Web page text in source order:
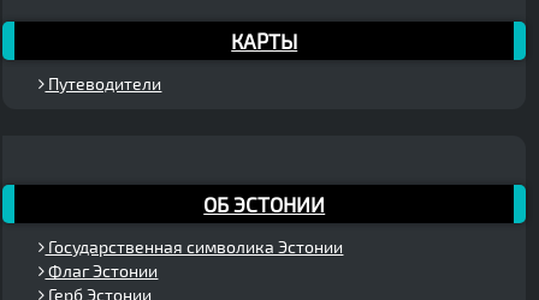
КАРТЫ
Путеводители
ОБ ЭСТОНИИ
Государственная символика Эстонии
Флаг Эстонии
Герб Эстонии